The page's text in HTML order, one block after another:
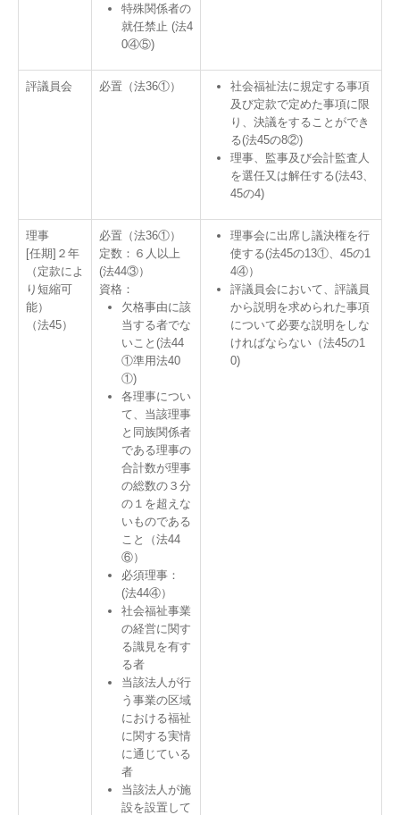
特殊関係者の
就任禁止 (法4
0④⑤)
評議員会 必置（法36①）
社会福祉法に規定する事項
及び定款で定めた事項に限
り、決議をすることができ
る(法45の8②)
理事、監事及び会計監査人
を選任又は解任する(法43、
45の4)
理事
[任期]２年
（定款によ
り短縮可
能）
（法45）
必置（法36①）
定数：６人以上
(法44③）
資格：
欠格事由に該
当する者でな
いこと(法44
①準用法40
①)
各理事につい
て、当該理事
と同族関係者
である理事の
合計数が理事
の総数の３分
の１を超えな
いものである
こと（法44
⑥）
必須理事：
(法44④）
社会福祉事業
の経営に関す
る識見を有す
る者
当該法人が行
う事業の区域
における福祉
に関する実情
に通じている
者
当該法人が施
設を設置して
理事会に出席し議決権を行
使する(法45の13①、45の1
4④）
評議員会において、評議員
から説明を求められた事項
について必要な説明をしな
ければならない（法45の1
0)